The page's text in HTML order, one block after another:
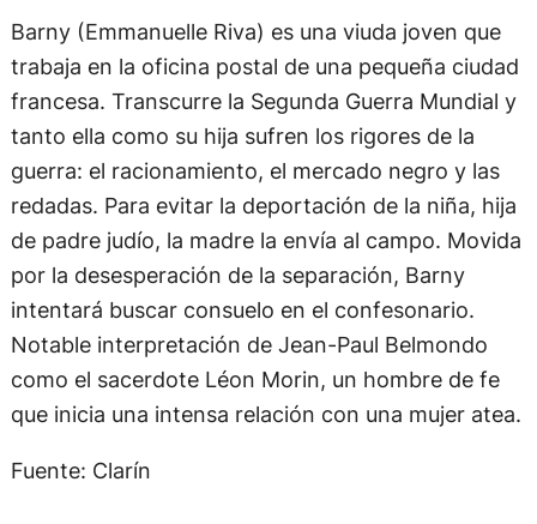
Barny (Emmanuelle Riva) es una viuda joven que
trabaja en la oficina postal de una pequeña ciudad
francesa. Transcurre la Segunda Guerra Mundial y
tanto ella como su hija sufren los rigores de la
guerra: el racionamiento, el mercado negro y las
redadas. Para evitar la deportación de la niña, hija
de padre judío, la madre la envía al campo. Movida
por la desesperación de la separación, Barny
intentará buscar consuelo en el confesonario.
Notable interpretación de Jean-Paul Belmondo
como el sacerdote Léon Morin, un hombre de fe
que inicia una intensa relación con una mujer atea.
Fuente: Clarín